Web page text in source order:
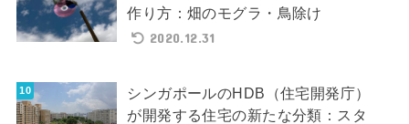
作り方：畑のモグラ・鳥除け
2020.12.31
シンガポールのHDB（住宅開発庁）
が開発する住宅の新たな分類：スタ